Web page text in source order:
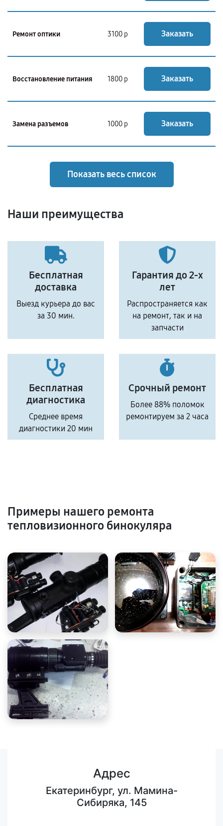
Ремонт оптики 3100 р Заказать
Восстановление питания 1800 р Заказать
Замена разъемов 1000 р Заказать
Показать весь список
Наши преимущества
Бесплатная
доставка
Выезд курьера до вас
за 30 мин.
Гарантия до 2-х
лет
Распространяется как
на ремонт, так и на
запчасти
Бесплатная
диагностика
Среднее время
диагностики 20 мин
Срочный ремонт
Более 88% поломок
ремонтируем за 2 часа
Примеры нашего ремонта
тепловизионного бинокуляра
Адрес
Екатеринбург, ул. Мамина-
Сибиряка, 145